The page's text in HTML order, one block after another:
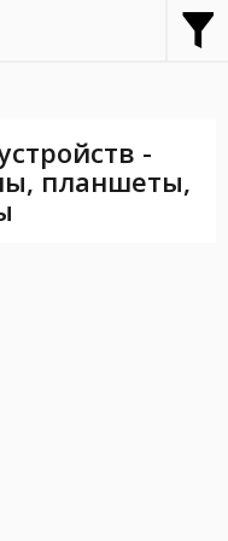
-
планшеты,